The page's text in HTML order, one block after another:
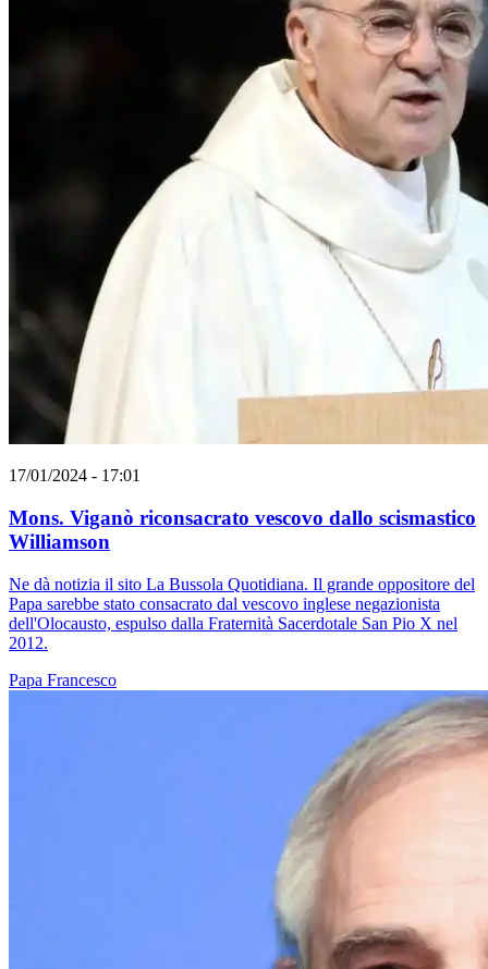
17/01/2024 - 17:01
Mons. Viganò riconsacrato vescovo dallo scismastico
Williamson
Ne dà notizia il sito La Bussola Quotidiana. Il grande oppositore del
Papa sarebbe stato consacrato dal vescovo inglese negazionista
dell'Olocausto, espulso dalla Fraternità Sacerdotale San Pio X nel
2012.
Papa Francesco